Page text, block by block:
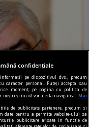
confidențiale
pe dispozitivul dvs., precum
caracter personal. Puteți accepta sau
moment, pe pagina cu politica de
și nu vă vor afecta navigarea.
Mai
de publicitate partenere, precum si
date pentru a permite website-ului sa
publicitare afisate in functie de